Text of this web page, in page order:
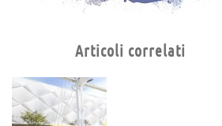
Articoli correlati